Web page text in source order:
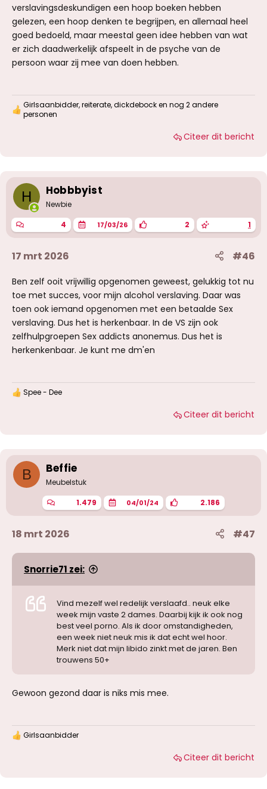
verslavingsdeskundigen een hoop boeken hebben
gelezen, een hoop denken te begrijpen, en allemaal heel
goed bedoeld, maar meestal geen idee hebben van wat
er zich daadwerkelijk afspeelt in de psyche van de
persoon waar zij mee van doen hebben.
W
n
g
n
:
Girlsaanbidder,reiterate,dickdebocken nog 2 andere
personen
Citeer dit bericht
H Hobbbyist
Newbie
4 17/03/26 2 1
17 mrt 2026 #46
Ben zelf ooit vrijwillig opgenomen geweest, gelukkig tot nu
toe met succes, voor mijn alcohol verslaving. Daar was
toen ook iemand opgenomen met een betaalde Sex
verslaving. Dus het is herkenbaar. In de VS zijn ook
zelfhulpgroepen Sex addicts anonemus. Dus het is
herkenkenbaar. Je kunt me dm'en
W
n
g
Spee - Dee
Citeer dit bericht
B Beffie
Meubelstuk
1.479 04/01/24 2.186
18 mrt 2026 #47
Snorrie71 zei:
Vind mezelf wel redelijk verslaafd.. neuk elke
week mijn vaste 2 dames. Daarbij kijk ik ook nog
best veel porno. Als ik door omstandigheden,
een week niet neuk mis ik dat echt wel hoor.
Merk niet dat mijn libido zinkt met de jaren. Ben
trouwens 50+
Gewoon gezond daar is niks mis mee.
W Girlsaanbidder
Citeer dit bericht